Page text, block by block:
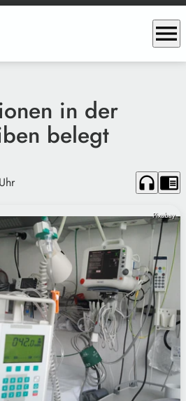
menu
in der
belegt
headphones chrome_reader_mode
Pixabay